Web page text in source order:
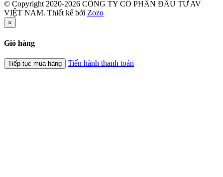
© Copyright 2020-2026 CÔNG TY CỔ PHẦN ĐẦU TƯ AV
VIỆT NAM. Thiết kế bởi Zozo
×
Giỏ hàng
Tiếp tục mua hàng Tiến hành thanh toán